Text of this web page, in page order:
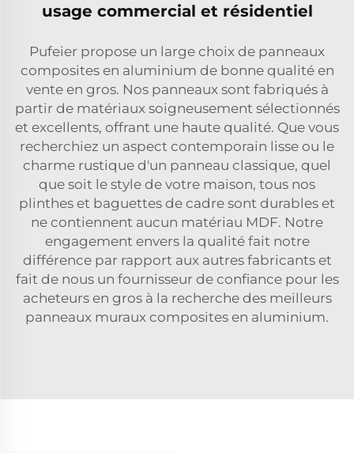
usage commercial et résidentiel
Pufeier propose un large choix de panneaux
composites en aluminium de bonne qualité en
vente en gros. Nos panneaux sont fabriqués à
partir de matériaux soigneusement sélectionnés
et excellents, offrant une haute qualité. Que vous
recherchiez un aspect contemporain lisse ou le
charme rustique d'un panneau classique, quel
que soit le style de votre maison, tous nos
plinthes et baguettes de cadre sont durables et
ne contiennent aucun matériau MDF. Notre
engagement envers la qualité fait notre
différence par rapport aux autres fabricants et
fait de nous un fournisseur de confiance pour les
acheteurs en gros à la recherche des meilleurs
panneaux muraux composites en aluminium.